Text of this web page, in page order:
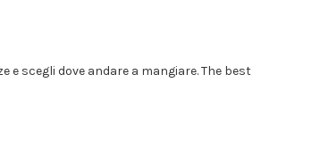
e scegli dove andare a mangiare. The best